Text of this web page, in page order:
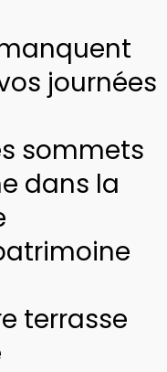
journées
sommets
dans la
terrasse